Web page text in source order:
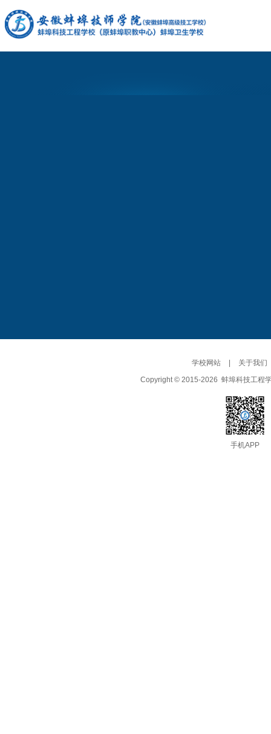
学校网站
关于我们
Copyright © 2015-2026 蚌埠科技工程
手机APP